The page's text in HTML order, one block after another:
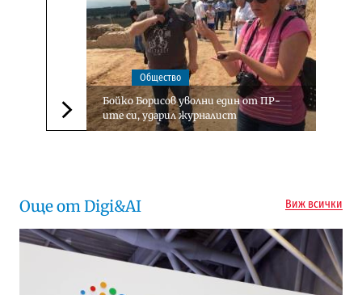
Следваща новина
Общество
Бойко Борисов уволни един от ПР-
ите си, ударил журналист
Още от Digi&AI Виж всички